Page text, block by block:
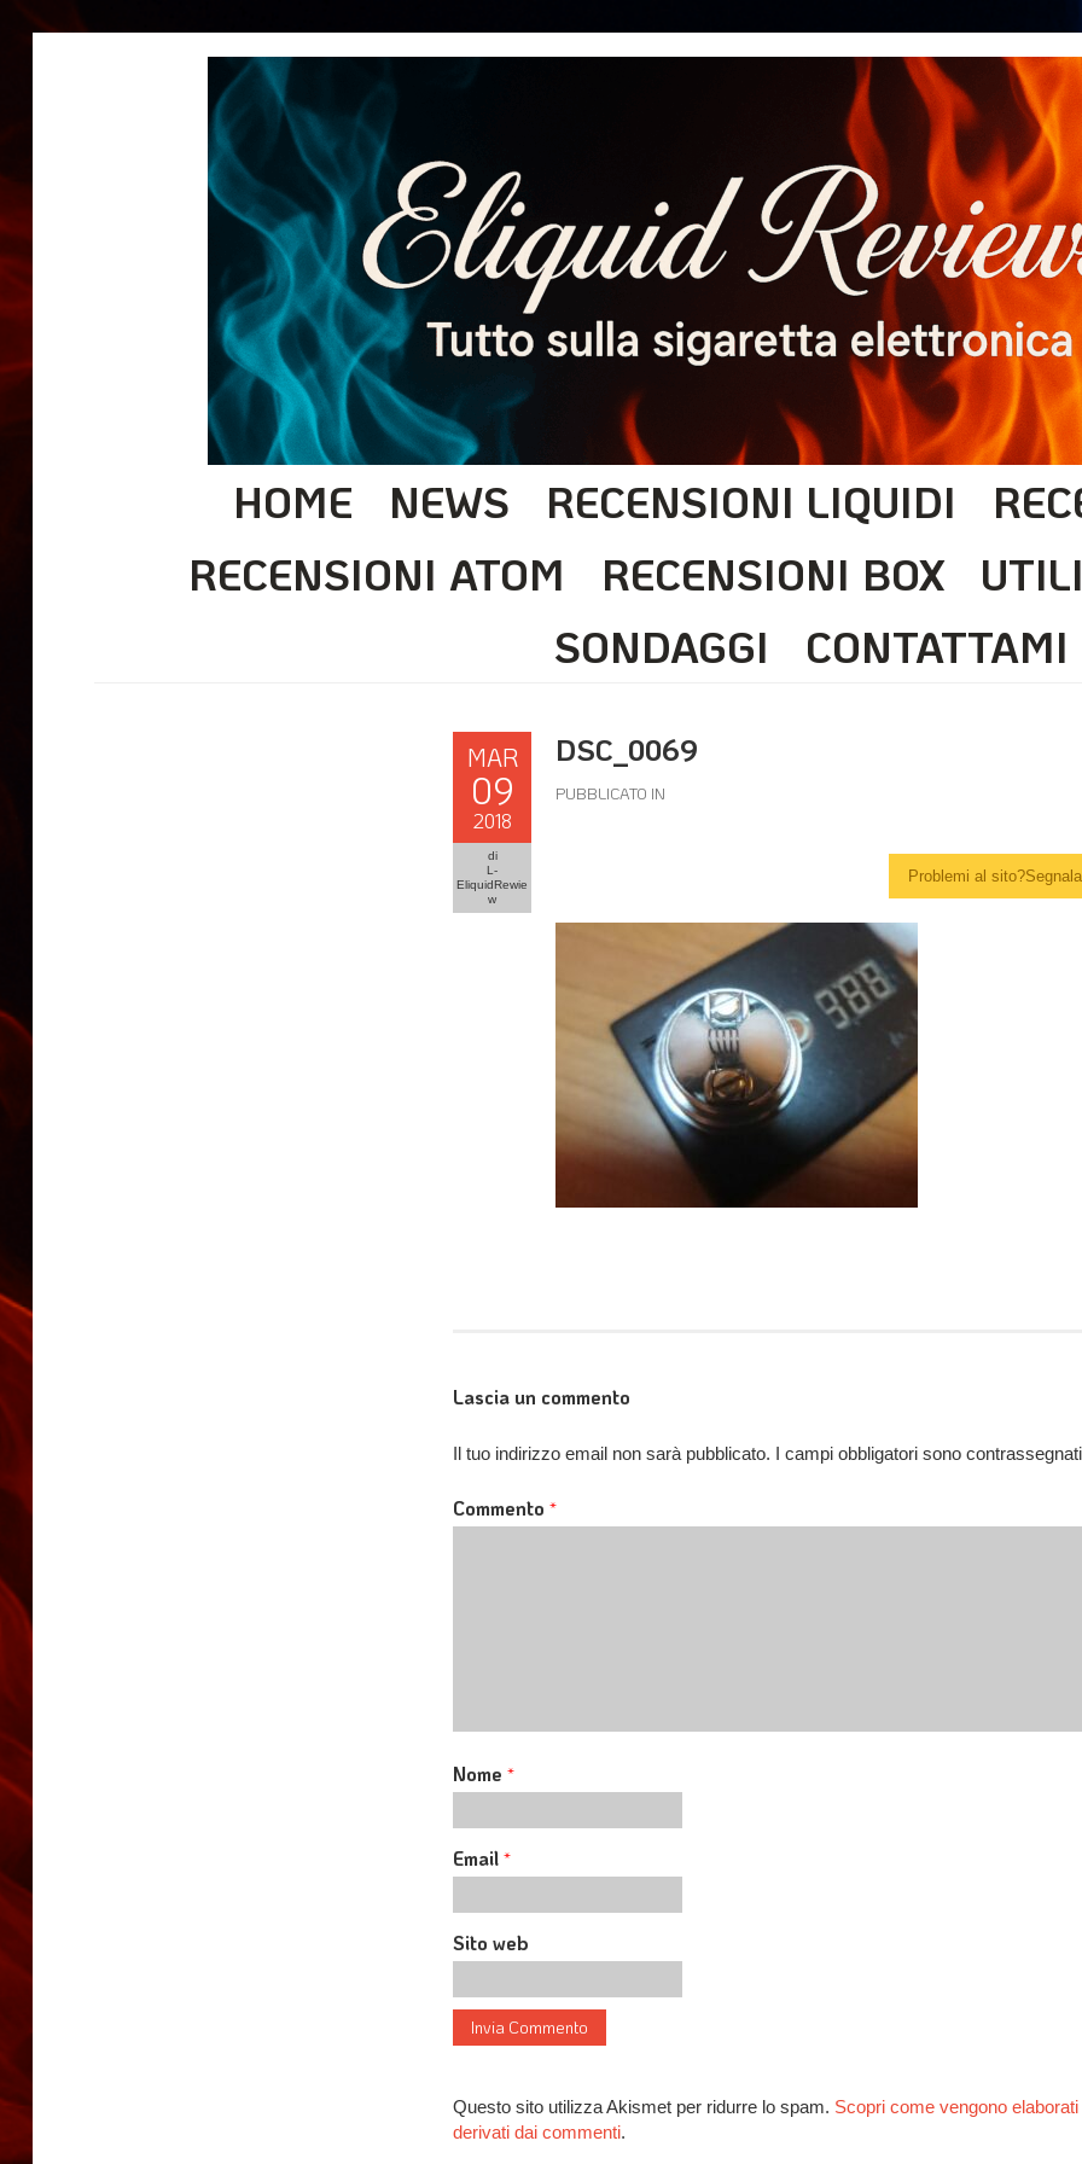
HOME NEWS RECENSIONI LIQUIDI
RECENSIONI ATOM
RECENSIONI BOX
SONDAGGI
CONTATTAMI
MAR
09
2018
di
L-
EliquidRewie
w
DSC_0069
PUBBLICATO IN
Problemi al
Lascia un commento
Il tuo indirizzo email non sarà pubblicato. I campi obbligatori sono
Commento*
Nome*
Email*
Sito web
Questo sito utilizza Akismet per ridurre lo spam. Scopri come vengono elaborati
derivati dai commenti.